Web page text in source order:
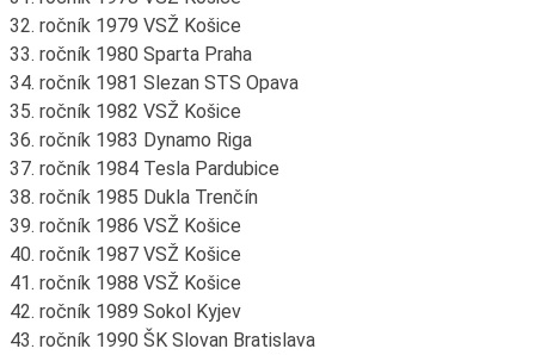
32. ročník 1979 VSŽ Košice
33. ročník 1980 Sparta Praha
34. ročník 1981 Slezan STS Opava
35. ročník 1982 VSŽ Košice
36. ročník 1983 Dynamo Riga
37. ročník 1984 Tesla Pardubice
38. ročník 1985 Dukla Trenčín
39. ročník 1986 VSŽ Košice
40. ročník 1987 VSŽ Košice
41. ročník 1988 VSŽ Košice
42. ročník 1989 Sokol Kyjev
43. ročník 1990 ŠK Slovan Bratislava